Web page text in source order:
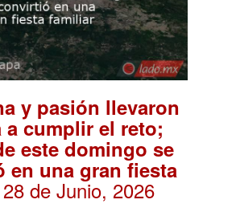
y pasión llevaron
a cumplir el reto;
este domingo se
en una gran fiesta
de Junio, 2026